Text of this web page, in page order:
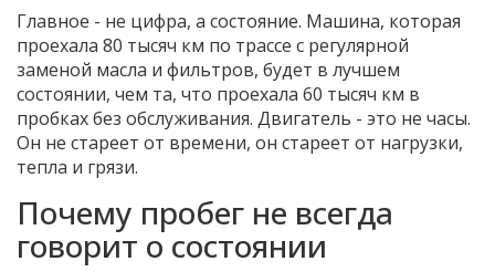
Главное - не цифра, а состояние. Машина, которая
проехала 80 тысяч км по трассе с регулярной
заменой масла и фильтров, будет в лучшем
состоянии, чем та, что проехала 60 тысяч км в
пробках без обслуживания. Двигатель - это не часы.
Он не стареет от времени, он стареет от нагрузки,
тепла и грязи.
Почему пробег не всегда
говорит о состоянии